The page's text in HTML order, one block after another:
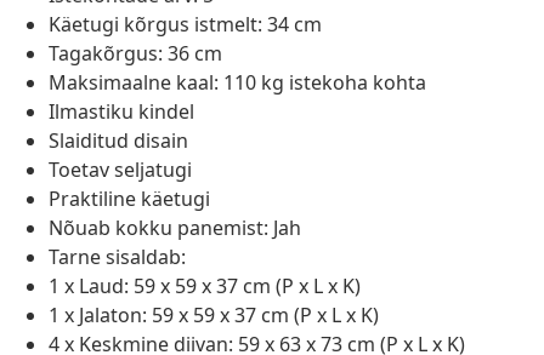
Käetugi kõrgus istmelt: 34 cm
Tagakõrgus: 36 cm
Maksimaalne kaal: 110 kg istekoha kohta
Ilmastiku kindel
Slaiditud disain
Toetav seljatugi
Praktiline käetugi
Nõuab kokku panemist: Jah
Tarne sisaldab:
1 x Laud: 59 x 59 x 37 cm (P x L x K)
1 x Jalaton: 59 x 59 x 37 cm (P x L x K)
4 x Keskmine diivan: 59 x 63 x 73 cm (P x L x K)